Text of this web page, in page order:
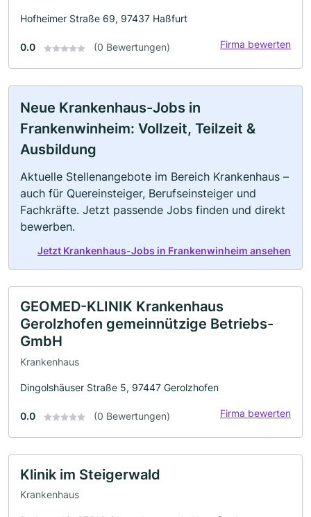
Hofheimer Straße 69, 97437 Haßfurt
0.0 (0 Bewertungen) Firma bewerten
Neue Krankenhaus-Jobs in
Frankenwinheim: Vollzeit, Teilzeit &
Ausbildung
Aktuelle Stellenangebote im Bereich Krankenhaus –
auch für Quereinsteiger, Berufseinsteiger und
Fachkräfte. Jetzt passende Jobs finden und direkt
bewerben.
Jetzt Krankenhaus-Jobs in Frankenwinheim ansehen
GEOMED-KLINIK Krankenhaus
Gerolzhofen gemeinnützige Betriebs-
GmbH
Krankenhaus
Dingolshäuser Straße 5, 97447 Gerolzhofen
0.0 (0 Bewertungen) Firma bewerten
Klinik im Steigerwald
Krankenhaus